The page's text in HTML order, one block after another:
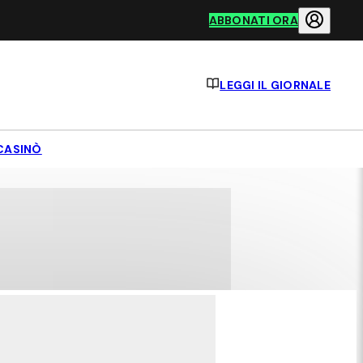
ABBONATI ORA
LEGGI IL GIORNALE